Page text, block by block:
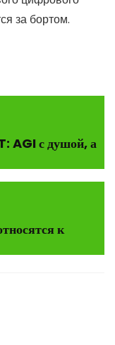
за бортом.
AGI с душой, а
к